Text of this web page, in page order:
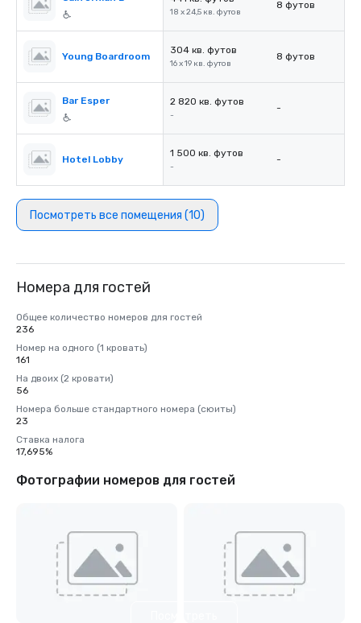
18 x 24,5 кв. футов
8 футов
Young Boardroom
304 кв. футов
16 x 19 кв. футов
8 футов
Bar Esper 2 820 кв. футов
-
-
Hotel Lobby
1 500 кв. футов
-
-
Посмотреть все помещения (10)
Номера для гостей
Общее количество номеров для гостей
236
Номер на одного (1 кровать)
161
На двоих (2 кровати)
56
Номера больше стандартного номера (сюиты)
23
Ставка налога
17,695%
Фотографии номеров для гостей